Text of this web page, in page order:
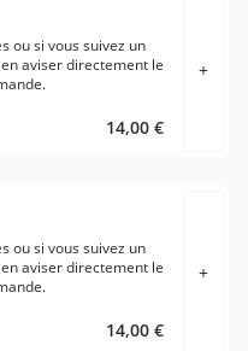
ou si vous suivez un
aviser directement le
14,00 €
+
ou si vous suivez un
aviser directement le
14,00 €
+